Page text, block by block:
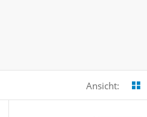
Ansicht: